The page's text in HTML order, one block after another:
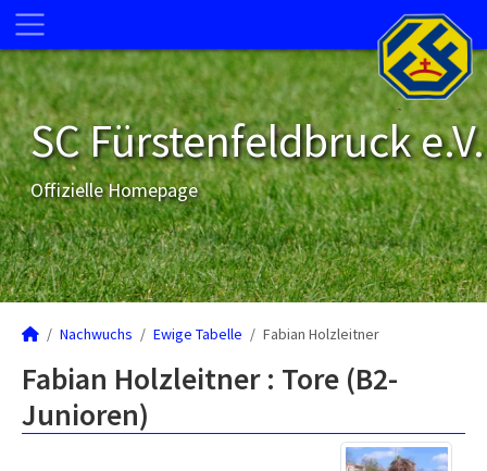
SC Fürstenfeldbruck e.V.
Offizielle Homepage
Nachwuchs Ewige Tabelle Fabian Holzleitner
Fabian Holzleitner : Tore (B2-
Junioren)